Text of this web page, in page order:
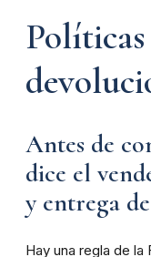
Antes de
dice el
y entrega
Hay una regla de